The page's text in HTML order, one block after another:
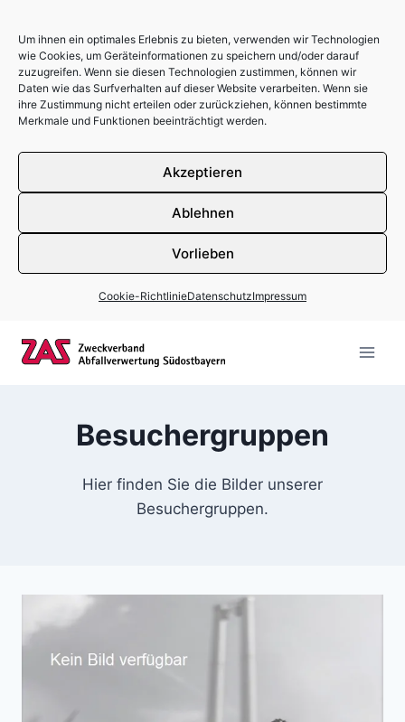
Um ihnen ein optimales Erlebnis zu bieten, verwenden wir Technologien
wie Cookies, um Geräteinformationen zu speichern und/oder darauf
zuzugreifen. Wenn sie diesen Technologien zustimmen, können wir
Daten wie das Surfverhalten auf dieser Website verarbeiten. Wenn sie
ihre Zustimmung nicht erteilen oder zurückziehen, können bestimmte
Merkmale und Funktionen beeinträchtigt werden.
Akzeptieren
Ablehnen
Vorlieben
Cookie-RichtlinieDatenschutzImpressum
Besuchergruppen
Hier finden Sie die Bilder unserer
Besuchergruppen.